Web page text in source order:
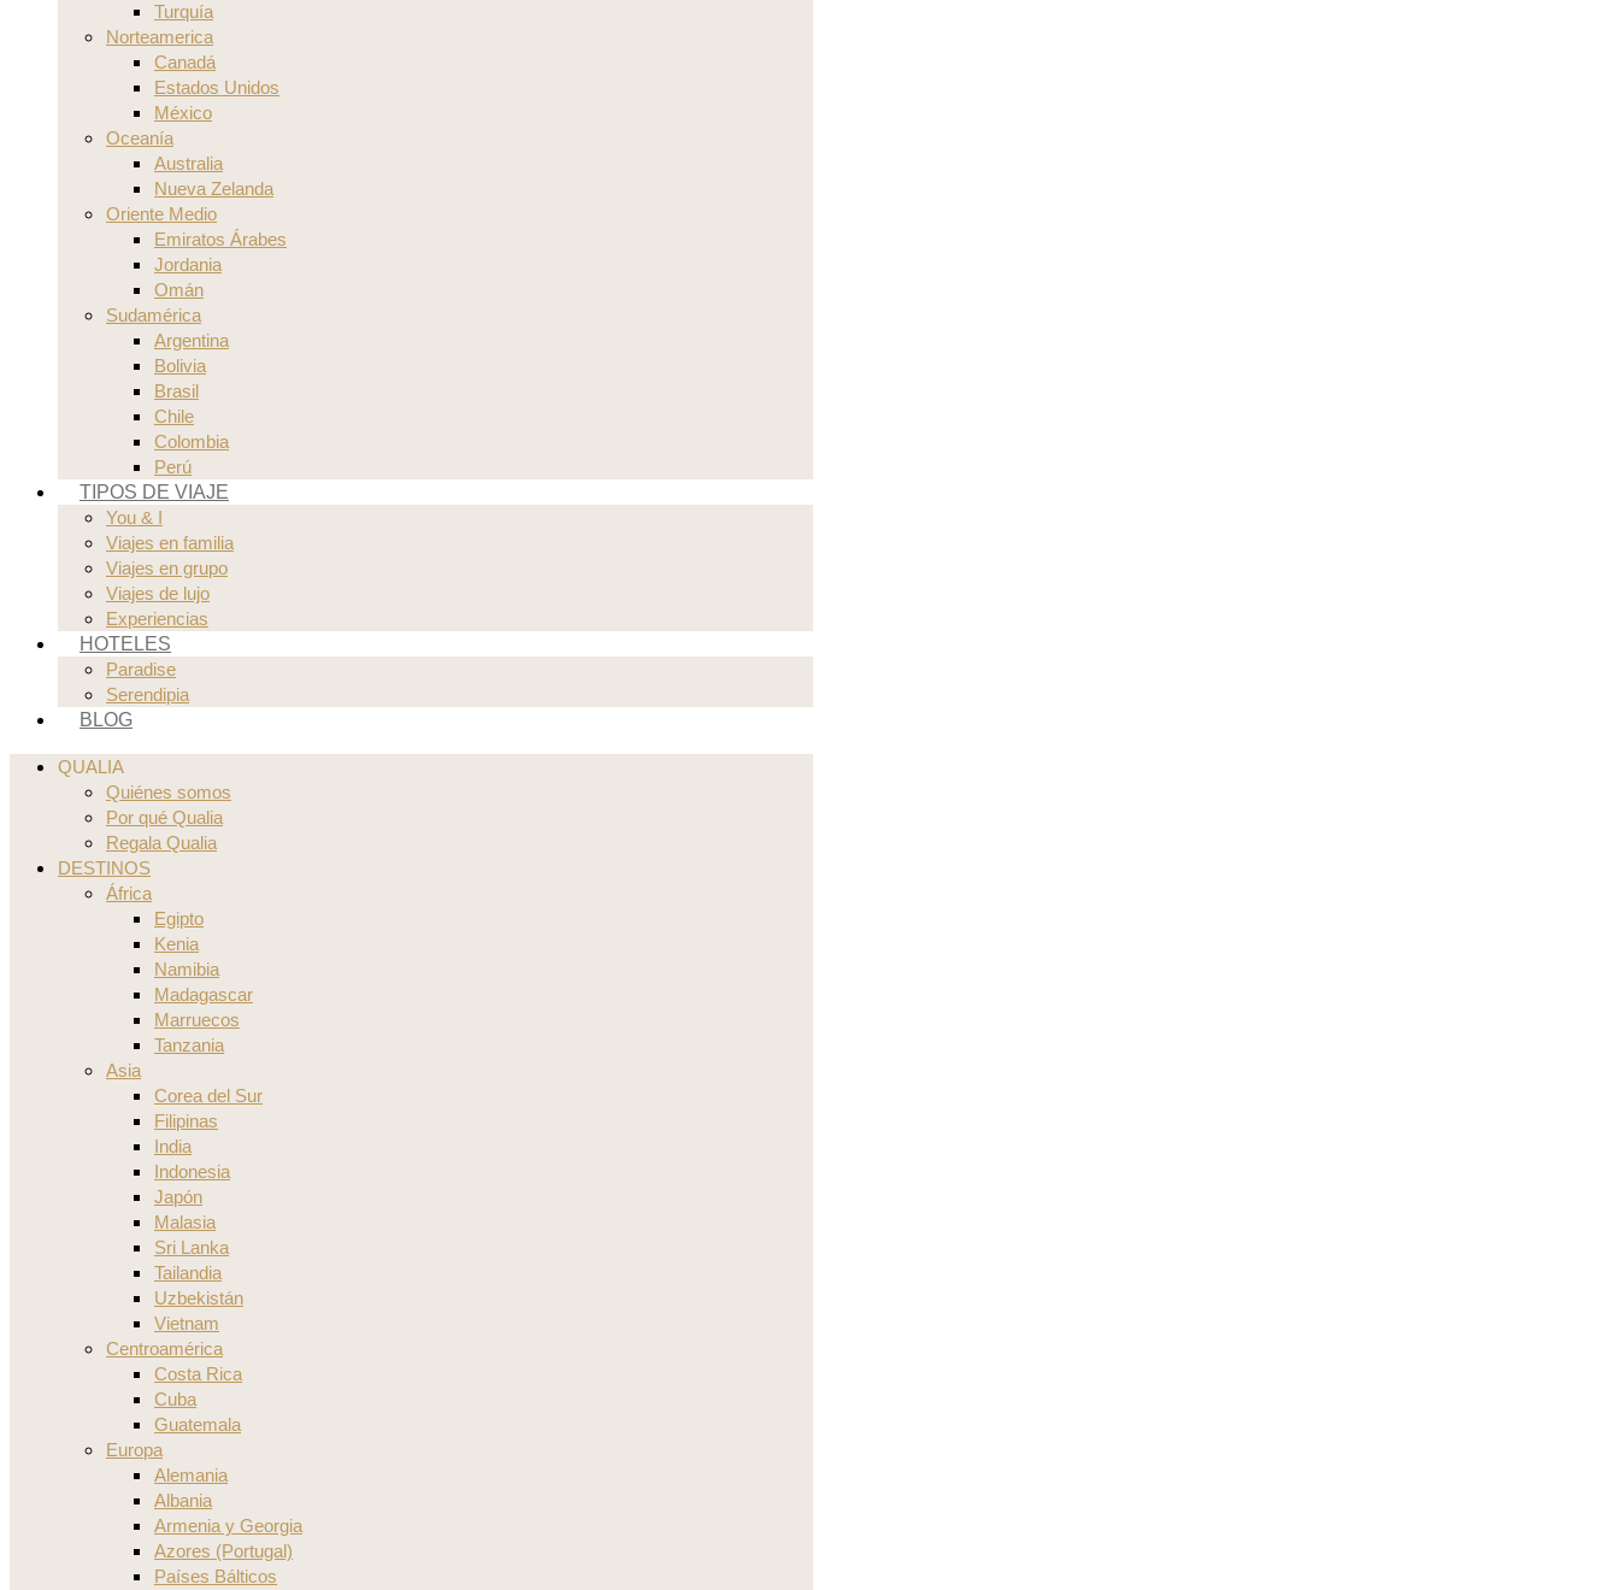
Turquía
Norteamerica
Canadá
Estados Unidos
México
Oceanía
Australia
Nueva Zelanda
Oriente Medio
Emiratos Árabes
Jordania
Omán
Sudamérica
Argentina
Bolivia
Brasil
Chile
Colombia
Perú
TIPOS DE VIAJE
You & I
Viajes en familia
Viajes en grupo
Viajes de lujo
Experiencias
HOTELES
Paradise
Serendipia
BLOG
QUALIA
Quiénes somos
Por qué Qualia
Regala Qualia
DESTINOS
África
Egipto
Kenia
Namibia
Madagascar
Marruecos
Tanzania
Asia
Corea del Sur
Filipinas
India
Indonesia
Japón
Malasia
Sri Lanka
Tailandia
Uzbekistán
Vietnam
Centroamérica
Costa Rica
Cuba
Guatemala
Europa
Alemania
Albania
Armenia y Georgia
Azores (Portugal)
Países Bálticos